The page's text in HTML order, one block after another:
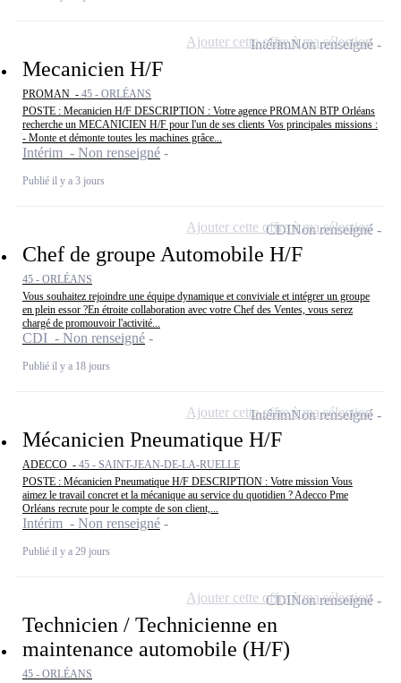
Mecanicien H/F
PROMAN - 45 - ORLÉANS
POSTE : Mecanicien H/F DESCRIPTION : Votre agence PROMAN BTP Orléans
recherche un MECANICIEN H/F pour l'un de ses clients Vos principales missions :
- Monte et démonte toutes les machines grâce...
Intérim - Non renseigné
Publié il y a 3 jours
IntérimNon renseigné
Ajouter cette offre à ma sélection
Chef de groupe Automobile H/F
45 - ORLÉANS
Vous souhaitez rejoindre une équipe dynamique et conviviale et intégrer un groupe
en plein essor ?En étroite collaboration avec votre Chef des Ventes, vous serez
chargé de promouvoir l'activité...
CDI - Non renseigné
Publié il y a 18 jours
CDINon renseigné
Ajouter cette offre à ma sélection
Mécanicien Pneumatique H/F
ADECCO - 45 - SAINT-JEAN-DE-LA-RUELLE
POSTE : Mécanicien Pneumatique H/F DESCRIPTION : Votre mission Vous
aimez le travail concret et la mécanique au service du quotidien ? Adecco Pme
Orléans recrute pour le compte de son client,...
Intérim - Non renseigné
Publié il y a 29 jours
IntérimNon renseigné
Ajouter cette offre à ma sélection
Technicien / Technicienne en
maintenance automobile (H/F)
45 - ORLÉANS
CDINon renseigné
Ajouter cette offre à ma sélection